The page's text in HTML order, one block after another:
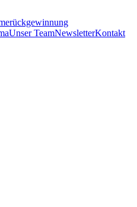
Unser TeamNewsletterKontakt